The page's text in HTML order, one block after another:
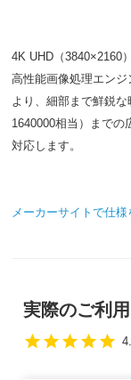
4K UHD（3840×2160
高性能画像処理エン
より、細部まで鮮鋭
1640000相当）までの
対応します。
メーカーサイトで仕様
実際のご利
starstarstarstarstar